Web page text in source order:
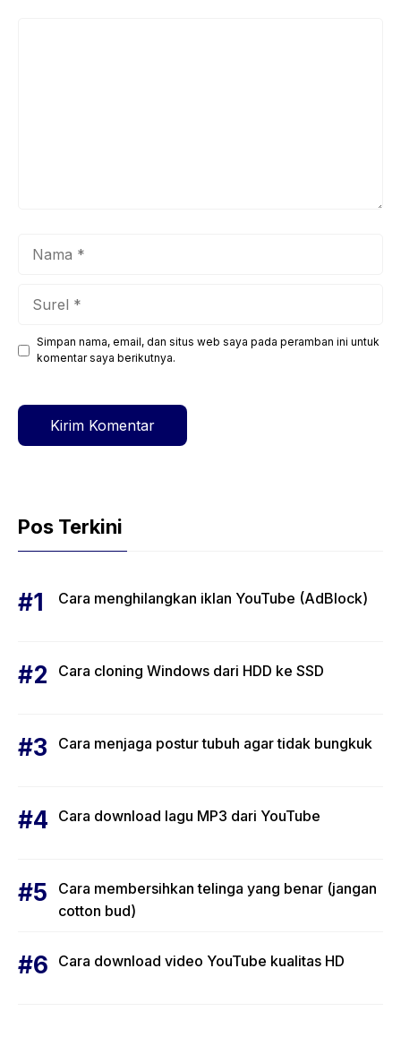
Situs
web
Simpan nama, email, dan situs web saya pada peramban ini untuk
komentar saya berikutnya.
Pos Terkini
Cara menghilangkan iklan YouTube (AdBlock)
Cara cloning Windows dari HDD ke SSD
Cara menjaga postur tubuh agar tidak bungkuk
Cara download lagu MP3 dari YouTube
Cara membersihkan telinga yang benar (jangan
cotton bud)
Cara download video YouTube kualitas HD